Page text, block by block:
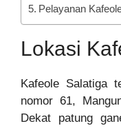
Pelayanan
Lokasi
Kafeole Salatiga
nomor 61,
Dekat patung